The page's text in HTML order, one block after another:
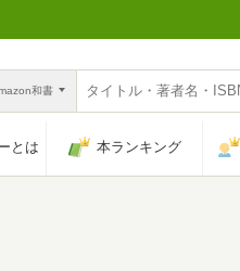
和書
とは 本ランキング